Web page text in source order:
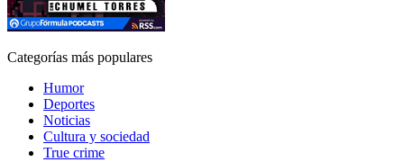
Categorías más populares
Humor
Deportes
Noticias
Cultura y sociedad
True crime